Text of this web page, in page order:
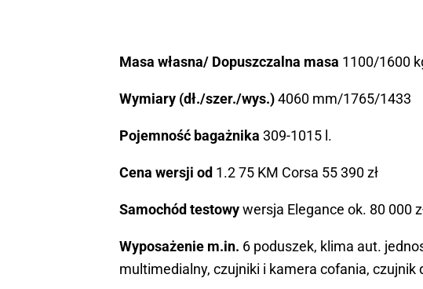
Masa własna/ Dopuszczalna masa 1100/1600
Wymiary (dł./szer./wys.)4060 mm/1765/1433
Pojemność bagażnika 309-1015 l.
Cena wersji od 1.2 75 KM Corsa 55 390 zł
Samochód testowywersja Elegance ok. 80 000
Wyposażenie m.in. 6 poduszek, klima aut.
multimedialny, czujniki i kamera cofania, czujnik